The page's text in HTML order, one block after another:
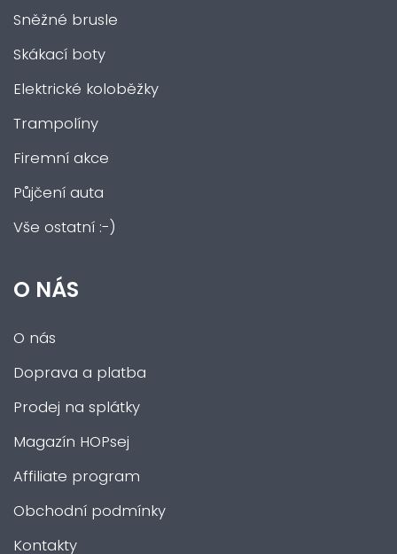
Sněžné brusle
Skákací boty
Elektrické koloběžky
Trampolíny
Firemní akce
Půjčení auta
Vše ostatní :-)
O NÁS
O nás
Doprava a platba
Prodej na splátky
Magazín HOPsej
Affiliate program
Obchodní podmínky
Kontakty